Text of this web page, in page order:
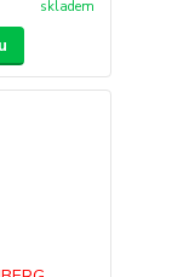
skladem